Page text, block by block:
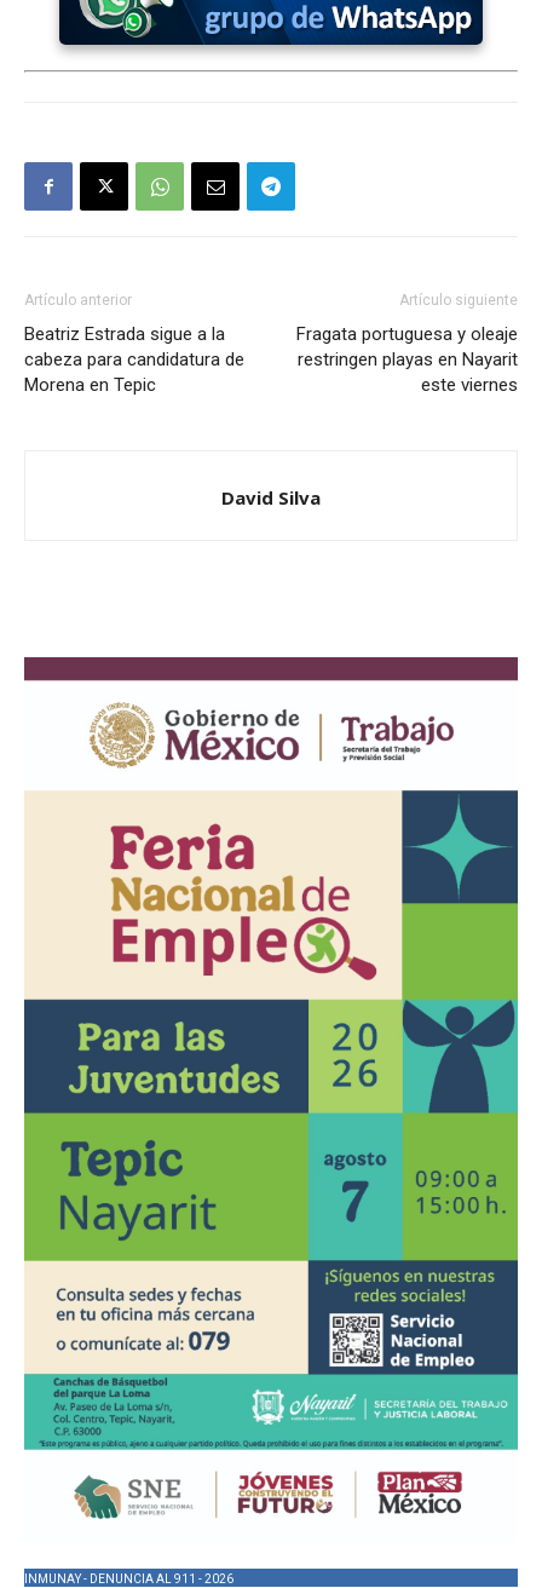
Artículo anterior
Beatriz Estrada sigue a la
cabeza para candidatura de
Morena en Tepic
Artículo siguiente
Fragata portuguesa y oleaje
restringen playas en Nayarit
este viernes
David Silva
INMUNAY - DENUNCIA AL 911 - 2026